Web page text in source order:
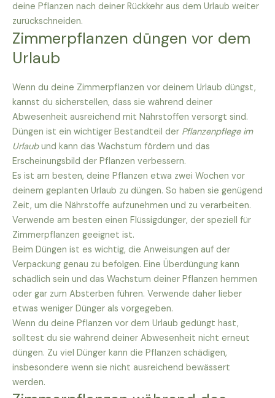
deine Pflanzen nach deiner Rückkehr aus dem Urlaub weiter
zurückschneiden.
Zimmerpflanzen düngen vor dem
Urlaub
Wenn du deine Zimmerpflanzen vor deinem Urlaub düngst,
kannst du sicherstellen, dass sie während deiner
Abwesenheit ausreichend mit Nährstoffen versorgt sind.
Düngen ist ein wichtiger Bestandteil der Pflanzenpflege im
Urlaubund kann das Wachstum fördern und das
Erscheinungsbild der Pflanzen verbessern.
Es ist am besten, deine Pflanzen etwa zwei Wochen vor
deinem geplanten Urlaub zu düngen. So haben sie genügend
Zeit, um die Nährstoffe aufzunehmen und zu verarbeiten.
Verwende am besten einen Flüssigdünger, der speziell für
Zimmerpflanzen geeignet ist.
Beim Düngen ist es wichtig, die Anweisungen auf der
Verpackung genau zu befolgen. Eine Überdüngung kann
schädlich sein und das Wachstum deiner Pflanzen hemmen
oder gar zum Absterben führen. Verwende daher lieber
etwas weniger Dünger als vorgegeben.
Wenn du deine Pflanzen vor dem Urlaub gedüngt hast,
solltest du sie während deiner Abwesenheit nicht erneut
düngen. Zu viel Dünger kann die Pflanzen schädigen,
insbesondere wenn sie nicht ausreichend bewässert
werden.